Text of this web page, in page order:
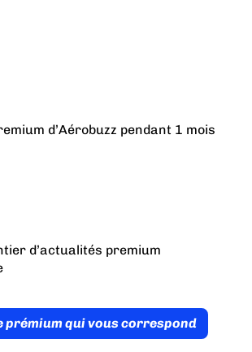
d’Aérobuzz pendant 1 mois
d’actualités premium
prémium qui vous correspond